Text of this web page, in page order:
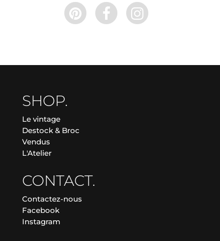
SHOP.
Le vintage
Destock & Broc
Vendus
L'Atelier
CONTACT.
Contactez-nous
Facebook
Instagram